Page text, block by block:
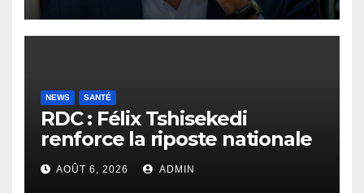
NEWS SANTÉ
RDC : Félix Tshisekedi
renforce la riposte nationale
contre l’épidémie d’Ebola
AOÛT 6, 2026 ADMIN